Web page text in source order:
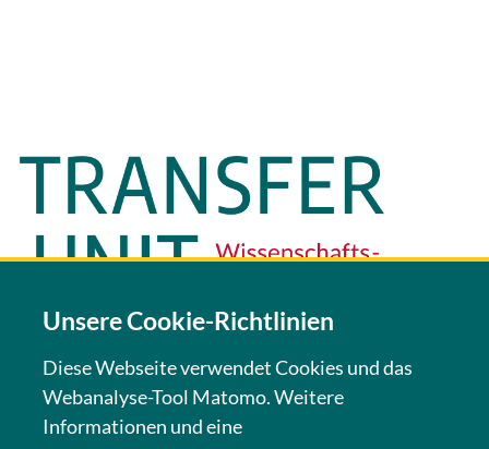
Unsere Cookie-Richtlinien
Diese Webseite verwendet Cookies und das
Webanalyse-Tool Matomo. Weitere
Informationen und eine
KONTAKT